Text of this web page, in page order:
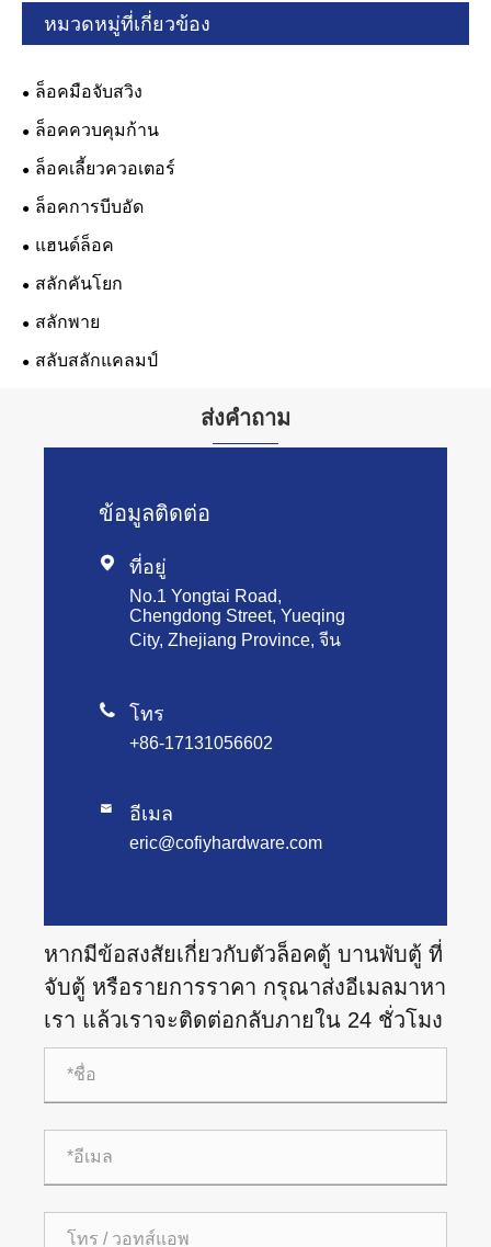
หมวดหมู่ที่เกี่ยวข้อง
ล็อคมือจับสวิง
ล็อคควบคุมก้าน
ล็อคเลี้ยวควอเตอร์
ล็อคการบีบอัด
แฮนด์ล็อค
สลักคันโยก
สลักพาย
สลับสลักแคลมป์
ส่งคำถาม
ข้อมูลติดต่อ
 ที่อยู่
No.1 Yongtai Road,
Chengdong Street, Yueqing
City, Zhejiang Province, จีน
 โทร
+86-17131056602
 อีเมล
eric@cofiyhardware.com
หากมีข้อสงสัยเกี่ยวกับตัวล็อคตู้ บานพับตู้ ที่
จับตู้ หรือรายการราคา กรุณาส่งอีเมลมาหา
เรา แล้วเราจะติดต่อกลับภายใน 24 ชั่วโมง